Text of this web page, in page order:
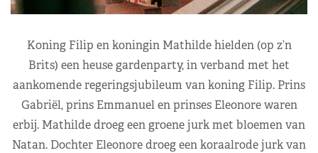
Koning Filip en koningin Mathilde hielden (op z’n
Brits) een heuse gardenparty, in verband met het
aankomende regeringsjubileum van koning Filip. Prins
Gabriël, prins Emmanuel en prinses Eleonore waren
erbij. Mathilde droeg een groene jurk met bloemen van
Natan. Dochter Eleonore droeg een koraalrode jurk van